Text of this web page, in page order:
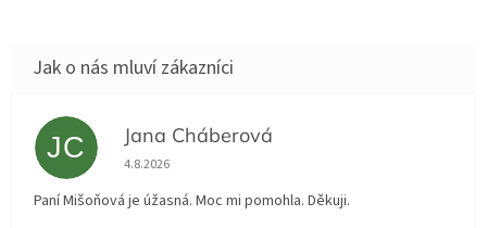
JC Jana Cháberová
Hodnocení obchodu je 5 z 5 hvězdiček.
4.8.2026
Paní Mišoňová je úžasná. Moc mi pomohla. Děkuji.